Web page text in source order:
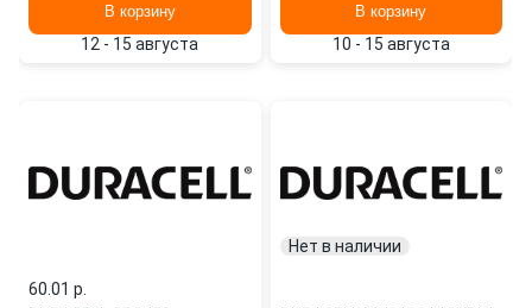
В корзину
12 - 15 августа
В корзину
10 - 15 августа
60.01 p.
Нет в наличии